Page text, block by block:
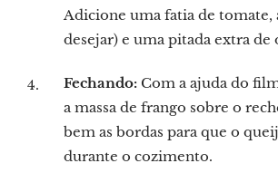
Adicione uma fatia de tomate,
desejar) e uma pitada extra de
Fechando: Com a ajuda do
a massa de frango sobre o
bem as bordas para que o
durante o cozimento.